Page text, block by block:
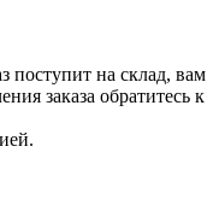
поступит на склад, вам
заказа обратитесь к